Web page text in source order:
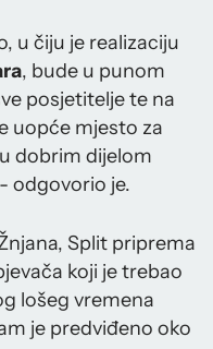
u čiju je realizaciju
, bude u punom
posjetitelje te na
uopće mjesto za
dobrim dijelom
odgovorio je.
Split priprema
koji je trebao
lošeg vremena
je predviđeno oko